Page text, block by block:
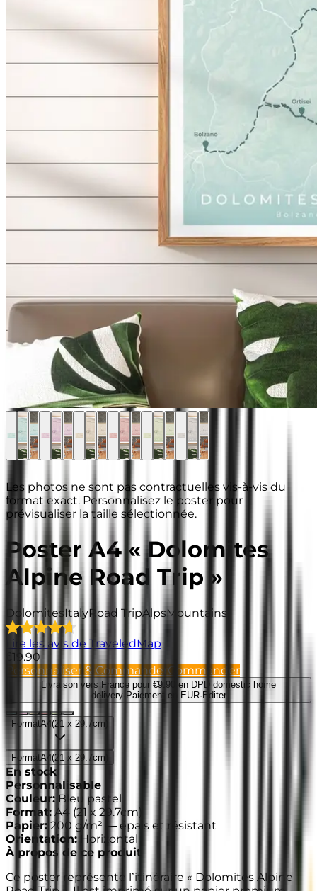
Les photos ne sont pas contractuelles vis-à-vis du
format exact. Personnalisez le poster pour
prévisualiser la taille sélectionnée.
Poster A4 « Dolomites
Alpine Road Trip »
DolomitesItalyRoad TripAlpsMountains
Lire les avis de TraveledMap
€19.90
Personnaliser & CommanderCommander
Livraison vers France pour €9.90 en DPD domestic home
delivery· Paiement en EUR· Editer
FormatA4(21 x 29.7cm
FormatA4(21 x 29.7cm
En stock
Personnalisable
Couleur: Bleu pastel
Format: A4 (21 x 29.7cm)
Papier: 200 g/m² — épais et résistant
Orientation: Horizontal
À propos de ce produit
Ce poster représente l’itinéraire « Dolomites Alpine